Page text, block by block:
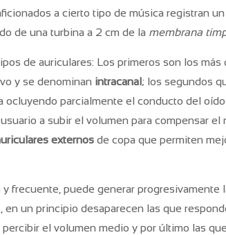
a cierto tipo de música registran un
de una turbina a 2 cm de la membrana
de auriculares: Los primeros son los
y se denominan intracanal; los segundos
ocluyendo parcialmente el conducto del
a subir el volumen para compensar el
externos de copa que permiten
frecuente, puede generar progresivamente
en un principio desaparecen las que
el volumen medio y por último las